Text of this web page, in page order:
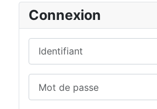
Connexion